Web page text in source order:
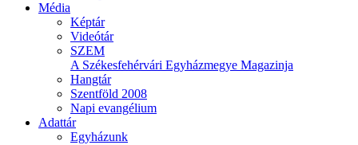
Média
Képtár
Videótár
SZEM
A Székesfehérvári Egyházmegye Magazinja
Hangtár
Szentföld 2008
Napi evangélium
Adattár
Egyházunk